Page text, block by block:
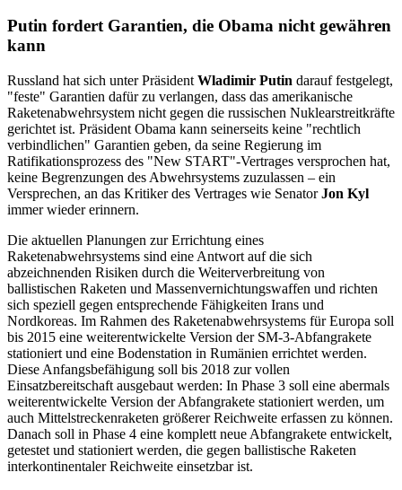
Putin fordert Garantien, die Obama nicht gewähren
kann
Russland hat sich unter Präsident Wladimir Putin darauf festgelegt,
"feste" Garantien dafür zu verlangen, dass das amerikanische
Raketenabwehrsystem nicht gegen die russischen Nuklearstreitkräfte
gerichtet ist. Präsident Obama kann seinerseits keine "rechtlich
verbindlichen" Garantien geben, da seine Regierung im
Ratifikationsprozess des "New START"-Vertrages versprochen hat,
keine Begrenzungen des Abwehrsystems zuzulassen – ein
Versprechen, an das Kritiker des Vertrages wie SenatorJon Kyl
immer wieder erinnern.
Die aktuellen Planungen zur Errichtung eines
Raketenabwehrsystems sind eine Antwort auf die sich
abzeichnenden Risiken durch die Weiterverbreitung von
ballistischen Raketen und Massenvernichtungswaffen und richten
sich speziell gegen entsprechende Fähigkeiten Irans und
Nordkoreas. Im Rahmen des Raketenabwehrsystems für Europa soll
bis 2015 eine weiterentwickelte Version der SM-3-Abfangrakete
stationiert und eine Bodenstation in Rumänien errichtet werden.
Diese Anfangsbefähigung soll bis 2018 zur vollen
Einsatzbereitschaft ausgebaut werden: In Phase 3 soll eine abermals
weiterentwickelte Version der Abfangrakete stationiert werden, um
auch Mittelstreckenraketen größerer Reichweite erfassen zu können.
Danach soll in Phase 4 eine komplett neue Abfangrakete entwickelt,
getestet und stationiert werden, die gegen ballistische Raketen
interkontinentaler Reichweite einsetzbar ist.